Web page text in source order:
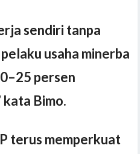
sendiri tanpa
usaha minerba
persen
kata Bimo.
terus memperkuat